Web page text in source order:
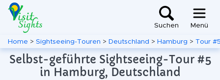
Suchen Menü
Home > Sightseeing-Touren > Deutschland > Hamburg > Tour
Selbst-geführte Sightseeing-Tour #5
in Hamburg, Deutschland